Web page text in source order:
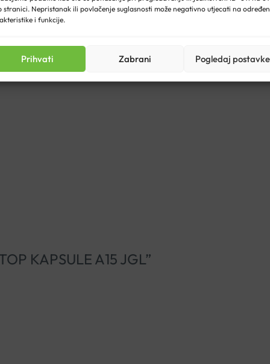
stranici. Nepristanak ili povlačenje suglasnosti može negativno utjecati na
i funkcije.
Prihvati Zabrani Pogledaj postavke
1-2 kapsule svakih 4-6 sati do nestanka simptoma.
KAPSULE A15 JGL”